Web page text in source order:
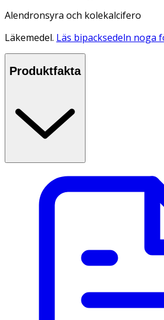
Alendronsyra och kolekalcifero
Läkemedel. Läs bipacksedeln noga
Produktfakta